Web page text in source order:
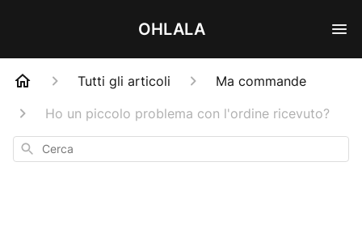
OHLALA
Tutti gli articoli
Ma commande
Ho un piccolo problema con l'ordine ricevuto?
Cerca